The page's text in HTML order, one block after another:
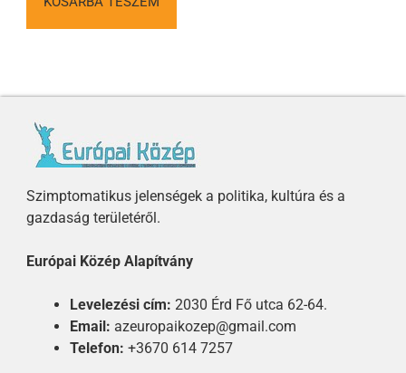
Szimptomatikus jelenségek a politika, kultúra és a
gazdaság területéről.
Európai Közép Alapítvány
Levelezési cím: 2030 Érd Fő utca 62-64.
Email: azeuropaikozep@gmail.com
Telefon: +3670 614 7257